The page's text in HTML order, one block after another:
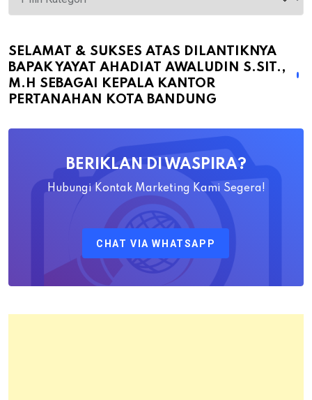
atas
Dilantiknya
Bapak
Ahadiat
Pertanahan
Kota
SELAMAT & SUKSES ATAS DILANTIKNYA
BAPAK YAYAT AHADIAT AWALUDIN S.SIT.,
M.H SEBAGAI KEPALA KANTOR
PERTANAHAN KOTA BANDUNG
BERIKLAN DI WASPIRA?
Hubungi Kontak Marketing Kami Segera!
CHAT VIA WHATSAPP